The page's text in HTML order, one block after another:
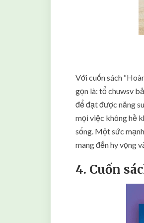
Với cuốn sách
gọn là: tổ chuwsv
để đạt được năng
mọi việc không hề
sống. Một sức
mang đến hy vọng
4. Cuốn